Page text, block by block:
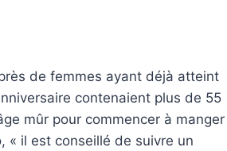
de femmes ayant déjà atteint
contenaient plus de 55
mûr pour commencer à manger
« il est conseillé de suivre un